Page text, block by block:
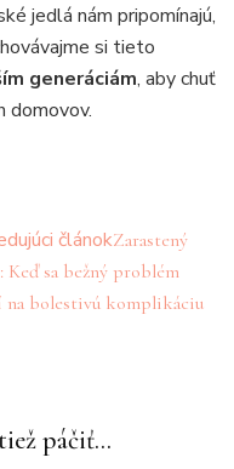
jedlá nám pripomínajú,
si tieto
generáciám, aby chuť
domovov.
článokZarastený
Keď sa bežný problém
na bolestivú komplikáciu
páčiť...